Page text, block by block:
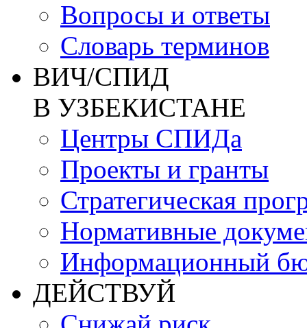
Вопросы и ответы
Словарь терминов
ВИЧ/СПИД
В УЗБЕКИСТАНЕ
Центры СПИДа
Проекты и гранты
Стратегическая
Нормативные
Информационный
ДЕЙСТВУЙ